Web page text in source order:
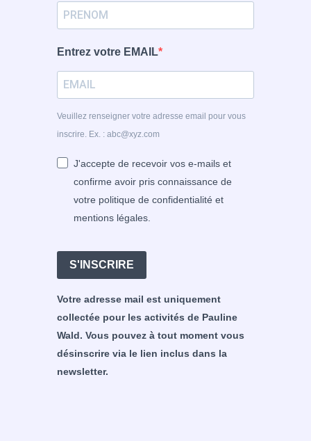
Entrez votre EMAIL
Veuillez renseigner votre adresse email pour vous
inscrire. Ex. : abc@xyz.com
J'accepte de recevoir vos e-mails et
confirme avoir pris connaissance de
votre politique de confidentialité et
mentions légales.
S'INSCRIRE
Votre adresse mail est uniquement
collectée pour les activités de Pauline
Wald. Vous pouvez à tout moment vous
désinscrire via le lien inclus dans la
newsletter.